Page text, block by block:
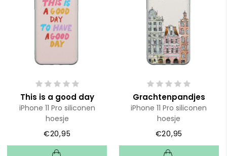
This is a good day
iPhone 11 Pro siliconen
hoesje
€20,95
Grachtenpandjes
iPhone 11 Pro siliconen
hoesje
€20,95